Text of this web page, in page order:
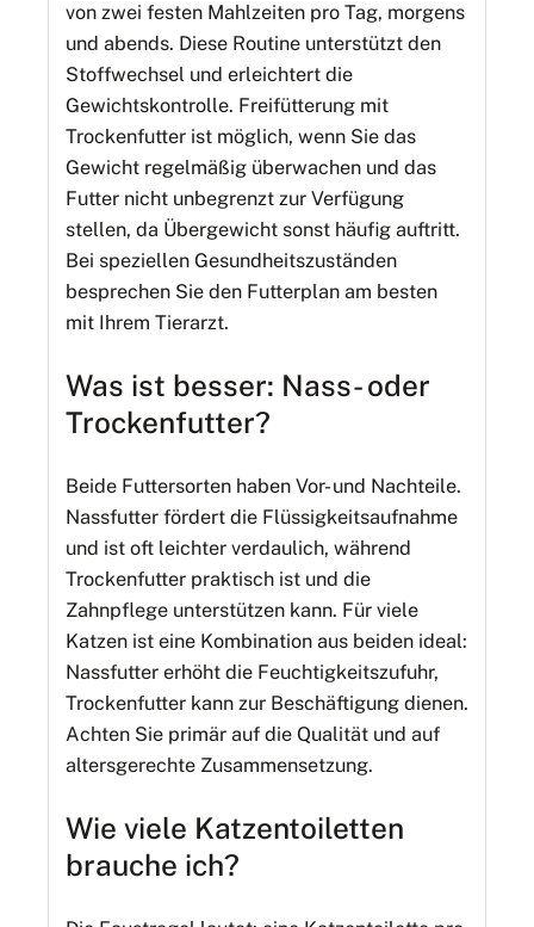
von zwei festen Mahlzeiten pro Tag, morgens
und abends. Diese Routine unterstützt den
Stoffwechsel und erleichtert die
Gewichtskontrolle. Freifütterung mit
Trockenfutter ist möglich, wenn Sie das
Gewicht regelmäßig überwachen und das
Futter nicht unbegrenzt zur Verfügung
stellen, da Übergewicht sonst häufig auftritt.
Bei speziellen Gesundheitszuständen
besprechen Sie den Futterplan am besten
mit Ihrem Tierarzt.
Was ist besser: Nass- oder
Trockenfutter?
Beide Futtersorten haben Vor- und Nachteile.
Nassfutter fördert die Flüssigkeitsaufnahme
und ist oft leichter verdaulich, während
Trockenfutter praktisch ist und die
Zahnpflege unterstützen kann. Für viele
Katzen ist eine Kombination aus beiden ideal:
Nassfutter erhöht die Feuchtigkeitszufuhr,
Trockenfutter kann zur Beschäftigung dienen.
Achten Sie primär auf die Qualität und auf
altersgerechte Zusammensetzung.
Wie viele Katzentoiletten
brauche ich?